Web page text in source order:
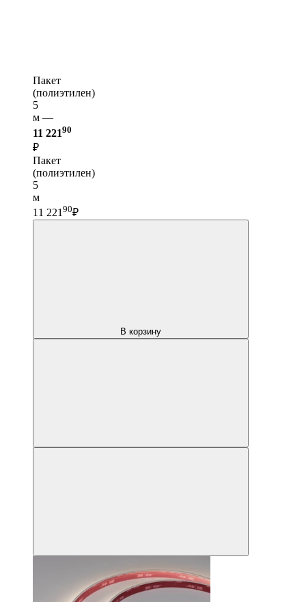
Пакет
(полиэтилен)
5
м —
11 22190
₽
Пакет
(полиэтилен)
5
м
11 221 90₽
В корзину